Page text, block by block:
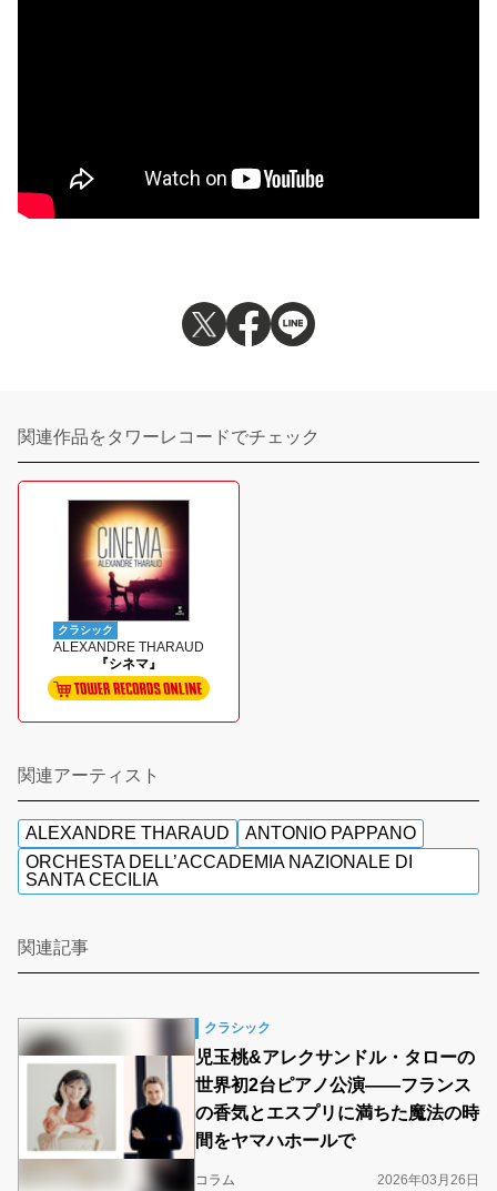
関連作品をタワーレコードでチェック
クラシック
ALEXANDRE THARAUD
『シネマ』
関連アーティスト
ALEXANDRE THARAUD
ANTONIO PAPPANO
ORCHESTA DELL’ACCADEMIA NAZIONALE DI
SANTA CECILIA
関連記事
クラシック
児玉桃&アレクサンドル・タローの
世界初2台ピアノ公演――フランス
の香気とエスプリに満ちた魔法の時
間をヤマハホールで
コラム 2026年03月26日